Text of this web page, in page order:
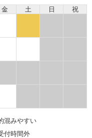
金 土 日 祝
混みやすい
付時間外